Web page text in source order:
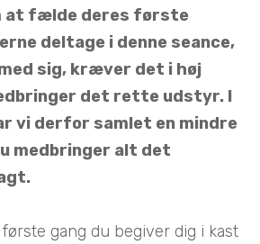
at fælde deres første
deltage i denne seance,
sig, kræver det i høj
det rette udstyr. I
vi derfor samlet en mindre
medbringer alt det
gang du begiver dig i kast